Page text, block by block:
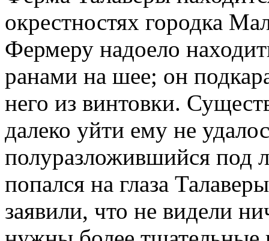
окрестностях городка
Фермеру надоело
ранами на шее; он
него из винтовки.
далеко уйти ему не
полуразложившийся под
попался на глаза
заявили, что не видели